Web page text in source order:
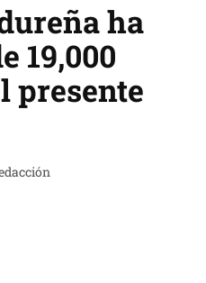
ha
19,000
presente